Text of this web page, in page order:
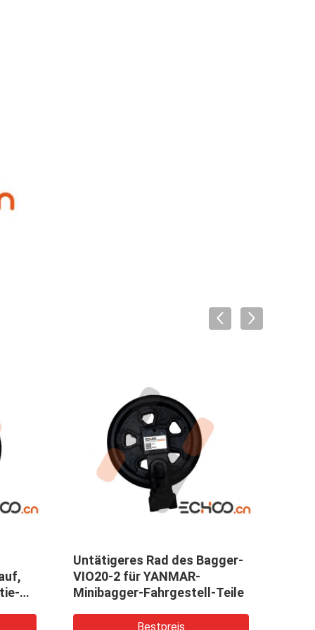
Untätigeres Rad des Bagger-
VIO20-2 für YANMAR-
Minibagger-Fahrgestell-Teile
Bestpreis